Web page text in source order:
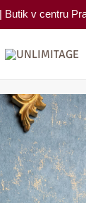
Butik v centru